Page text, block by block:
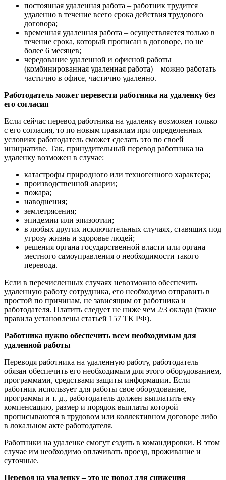
постоянная удаленная работа – работник трудится
удаленно в течение всего срока действия трудового
договора;
временная удаленная работа – осуществляется только в
течение срока, который прописан в договоре, но не
более 6 месяцев;
чередование удаленной и офисной работы
(комбинированная удаленная работа) – можно работать
частично в офисе, частично удаленно.
Работодатель может перевести работника на удаленку без
его согласия
Если сейчас перевод работника на удаленку возможен только
с его согласия, то по новым правилам при определенных
условиях работодатель сможет сделать это по своей
инициативе. Так, принудительный перевод работника на
удаленку возможен в случае:
катастрофы природного или техногенного характера;
производственной аварии;
пожара;
наводнения;
землетрясения;
эпидемии или эпизоотии;
в любых других исключительных случаях, ставящих под
угрозу жизнь и здоровье людей;
решения органа государственной власти или органа
местного самоуправления о необходимости такого
перевода.
Если в перечисленных случаях невозможно обеспечить
удаленную работу сотрудника, его необходимо отправить в
простой по причинам, не зависящим от работника и
работодателя. Платить следует не ниже чем 2/3 оклада (такие
правила установлены статьей 157 ТК РФ).
Работника нужно обеспечить всем необходимым для
удаленной работы
Переводя работника на удаленную работу, работодатель
обязан обеспечить его необходимым для этого оборудованием,
программами, средствами защиты информации. Если
работник использует для работы свое оборудование,
программы и т. д., работодатель должен выплатить ему
компенсацию, размер и порядок выплаты которой
прописываются в трудовом или коллективном договоре либо
в локальном акте работодателя.
Работники на удаленке смогут ездить в командировки. В этом
случае им необходимо оплачивать проезд, проживание и
суточные.
Перевод на удаленку – это не повод для снижения